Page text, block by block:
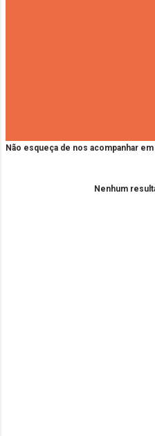
Não esqueça de nos acompanhar
Nenhum